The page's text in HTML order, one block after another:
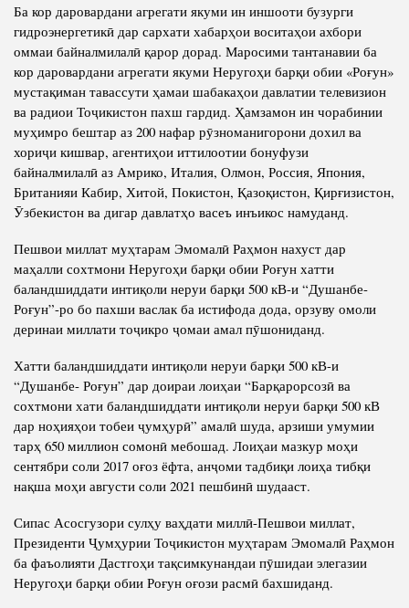
ПРЕЗИДЕНТИ ҶУМҲУРИИ ТОҶИКИСТОН
Нома ба Президент
рақамӣ
Шуъбаи рушди мутавозини минтақаҳо
Шуъбаи рушди хизматрасониҳои байналмилалию дохилӣ
Бахши муҳосибот
Бахши технологияи иттилоотӣ
Шуъбаи кадрҳо, ҳуқуқ ва коргузорӣ
Шуъбаи корҳо
Рӯйхаи шарикон
Ба кор даровардани агрегати якуми ин иншооти бузурги
гидроэнергетикӣ дар сархати хабарҳои воситаҳои ахбори
оммаи байналмилалӣ қарор дорад. Маросими тантанавии ба
кор даровардани агрегати якуми Неругоҳи барқи обии «Роғун»
мустақиман тавассути ҳамаи шабакаҳои давлатии телевизион
ва радиои Тоҷикистон пахш гардид. Ҳамзамон ин чорабинии
муҳимро бештар аз 200 нафар рӯзноманигорони дохил ва
хориҷи кишвар, агентиҳои иттилоотии бонуфузи
байналмилалӣ аз Амрико, Италия, Олмон, Россия, Япония,
Британияи Кабир, Хитой, Покистон, Қазоқистон, Қирғизистон,
Ӯзбекистон ва дигар давлатҳо васеъ инъикос намуданд.
Пешвои миллат муҳтарам Эмомалӣ Раҳмон нахуст дар
маҳалли сохтмони Неругоҳи барқи обии Роғун хатти
баландшиддати интиқоли неруи барқи 500 кВ-и “Душанбе-
Роғун”-ро бо пахши васлак ба истифода дода, орзуву омоли
деринаи миллати тоҷикро ҷомаи амал пӯшониданд.
Хатти баландшиддати интиқоли неруи барқи 500 кВ-и
“Душанбе- Роғун” дар доираи лоиҳаи “Барқарорсозӣ ва
сохтмони хати баландшиддати интиқоли неруи барқи 500 кВ
дар ноҳияҳои тобеи ҷумҳурӣ” амалӣ шуда, арзиши умумии
тарҳ 650 миллион сомонӣ мебошад. Лоиҳаи мазкур моҳи
сентябри соли 2017 оғоз ёфта, анҷоми тадбиқи лоиҳа тибқи
нақша моҳи августи соли 2021 пешбинӣ шудааст.
Сипас Асосгузори сулҳу ваҳдати миллӣ-Пешвои миллат,
Президенти Ҷумҳурии Тоҷикистон муҳтарам Эмомалӣ Раҳмон
ба фаъолияти Дастгоҳи тақсимкунандаи пӯшидаи элегазии
Неругоҳи барқи обии Роғун оғози расмӣ бахшиданд.